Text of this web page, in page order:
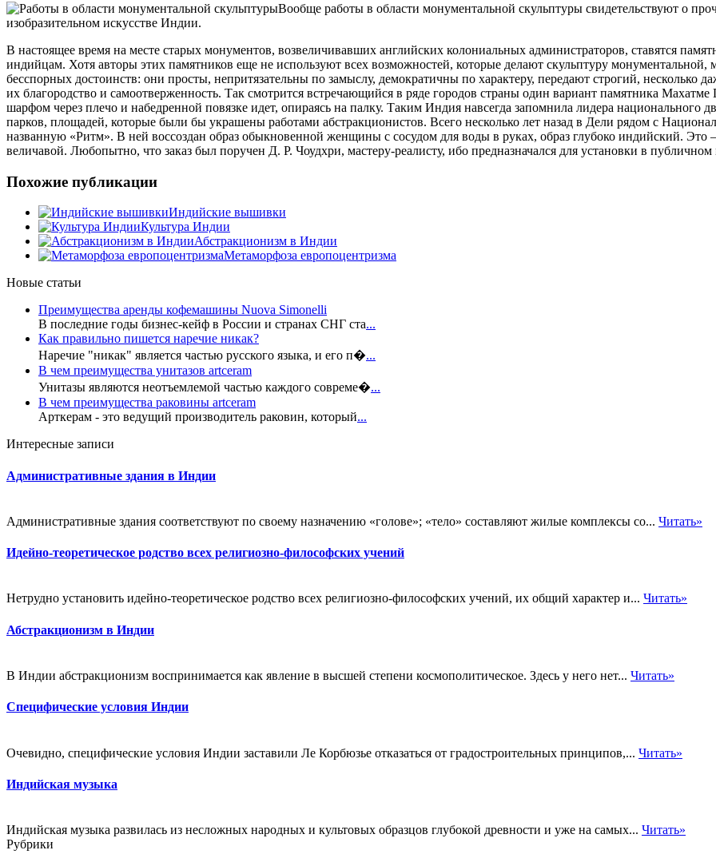
Вообще работы в области монументальной скульптуры свидетельствуют о
изобразительном искусстве Индии.
В настоящее время на месте старых монументов, возвеличивавших английских колониальных администраторов, ставятся
индийцам. Хотя авторы этих памятников еще не используют всех возможностей, которые делают скульптуру
бесспорных достоинств: они просты, непритязательны по замыслу, демократичны по характеру, передают строгий, несколько
их благородство и самоотверженность. Так смотрится встречающийся в ряде городов страны один вариант памятника
шарфом через плечо и набедренной повязке идет, опираясь на палку. Таким Индия навсегда запомнила лидера
парков, площадей, которые были бы украшены работами абстракционистов. Всего несколько лет назад в Дели рядом с
названную «Ритм». В ней воссоздан образ обыкновенной женщины с сосудом для воды в руках, образ глубоко индийский.
величавой. Любопытно, что заказ был поручен Д. Р. Чоудхри, мастеру-реалисту, ибо предназначался для установки в публичном
Похожие публикации
Индийские вышивки
Культура Индии
Абстракционизм в Индии
Метаморфоза европоцентризма
Новые статьи
Преимущества аренды кофемашины Nuova Simonelli
В последние годы бизнес-кейф в России и странах СНГ ста...
Как правильно пишется наречие никак?
Наречие "никак" является частью русского языка, и его п�...
В чем преимущества унитазов artceram
Унитазы являются неотъемлемой частью каждого совреме�...
В чем преимущества раковины artceram
Арткерам - это ведущий производитель раковин, который...
Интересные записи
Административные здания в Индии
Административные здания соответствуют по своему назначению «голове»; «тело» составляют жилые комплексы со... Читать»
Идейно-теоретическое родство всех религиозно-философских учений
Нетрудно установить идейно-теоретическое родство всех религиозно-философских учений, их общий характер и... Читать»
Абстракционизм в Индии
В Индии абстракционизм воспринимается как явление в высшей степени космополитическое. Здесь у него нет... Читать»
Специфические условия Индии
Очевидно, специфические условия Индии заставили Ле Корбюзье отказаться от градостроительных принципов,... Читать»
Индийская музыка
Индийская музыка развилась из несложных народных и культовых образцов глубокой древности и уже на самых... Читать»
Рубрики